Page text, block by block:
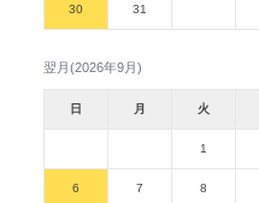
30 31
翌月(2026年9月)
日 月 火
1
6 7 8